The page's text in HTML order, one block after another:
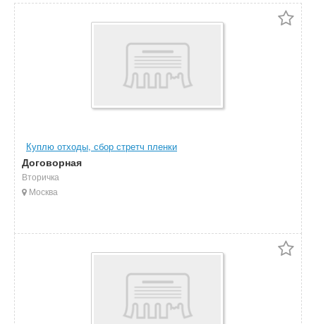
Куплю отходы, сбор стретч пленки
Договорная
Вторичка
Москва